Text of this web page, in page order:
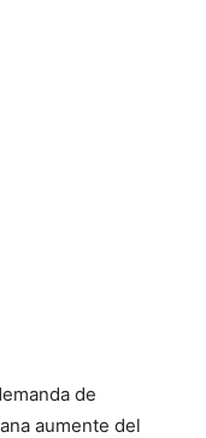
de
aumente del